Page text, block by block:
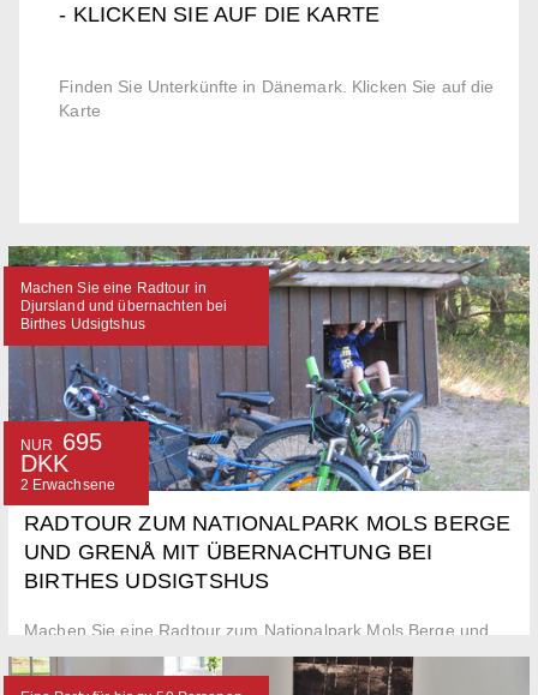
- KLICKEN SIE AUF DIE KARTE
Finden Sie Unterkünfte in Dänemark. Klicken Sie auf die
Karte
RADTOUR ZUM NATIONALPARK MOLS BERGE
UND GRENÅ MIT ÜBERNACHTUNG BEI
BIRTHES UDSIGTSHUS
Machen Sie eine Radtour zum Nationalpark Mols Berge und
Grenå und erleben Djursland auf zwei Rädern. Übernachtung
im Doppelzimmer bei Birthes Udsigtshus
Machen Sie eine Radtour in
Djursland und übernachten bei
Birthes Udsigtshus
NUR
695
DKK
2 Erwachsene